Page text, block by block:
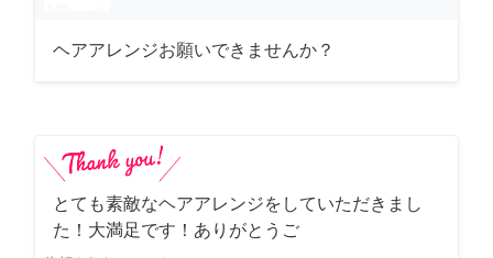
ヘアアレンジお願いできませんか？
とても素敵なヘアアレンジをしていただきまし
た！大満足です！ありがとうご